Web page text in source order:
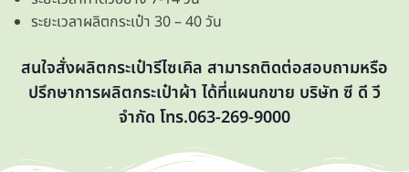
ระยะเวลาผลิตกระเป๋า 30 – 40 วัน
สนใจสั่งผลิตกระเป๋ารีไซเคิล สามารถติดต่อสอบถามหรือ
ปรึกษาการผลิตกระเป๋าผ้า ได้ที่แผนกขาย บริษัท ซี ดี วี
จำกัด โทร.063-269-9000